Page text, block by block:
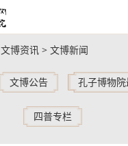
文博资讯> 文博新闻
文博公告 孔子博物
四普专栏